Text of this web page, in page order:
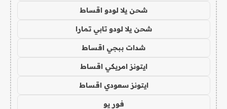
شحن يلا لودو اقساط
شحن يلا لودو تابي تمارا
شدات ببجي اقساط
ايتونز امريكي اقساط
ايتونز سعودي اقساط
فور يو